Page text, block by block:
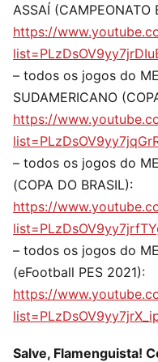
ASSAÍ (CAMPEONATO
https://
– todos os jogos do
SUDAMERICANO
https://
– todos os jogos do
(COPA DO BRASIL):
https://
– todos os jogos do
(eFootball PES 2021):
https://
Salve, Flamenguista!